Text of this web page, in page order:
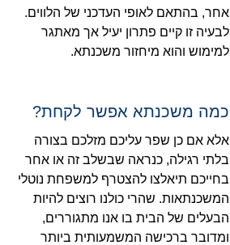
אחר, בהתאם לאופי העדכני של הלווים.
לבעיה זו קיים פתרון יעיל אך מאתגר
למימוש והוא מיחזור משכנתא.
כמה משכנתא אפשר לקחת?
אלא אם כן שפר עליכם מזלכם בצורה
בלתי רגילה, כנראה שבשלב זה או אחר
בחייכם תיאלצו להצטרף למשפחת נוטלי
המשכנתאות. שהרי כולנו רוצים להיות
הבעלים של הבית בו אנו מתגוררים,
ומדובר ברכישה המשמעותית ביותר